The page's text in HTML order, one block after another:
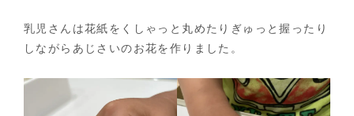
乳児さんは花紙をくしゃっと丸めたりぎゅっと握ったり
しながらあじさいのお花を作りました。